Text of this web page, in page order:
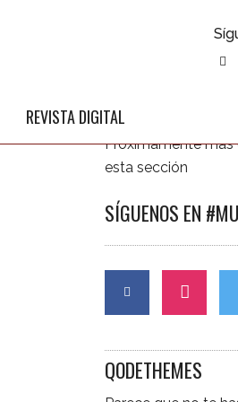
REVISTA DIGITAL
Próximamente
esta sección
SÍGUENOS EN
QODETHEMES